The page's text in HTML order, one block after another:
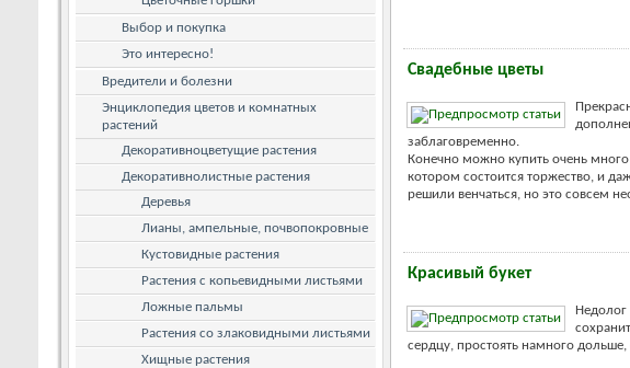
Свадебные цветы
заблаговременно.
Конечно можно купить очень
котором состоится торжество, и
решили венчаться, но это совсем
Красивый букет
Недолог
сердцу, простоять намного
Выбор и покупка
Это интересно!
Вредители и болезни
Энциклопедия цветов и комнатных
растений
Декоративноцветущие растения
Декоративнолистные растения
Деревья
Лианы, ампельные, почвопокровные
Кустовидные растения
Растения с копьевидными листьями
Ложные пальмы
Растения со злаковидными листьями
Хищные растения